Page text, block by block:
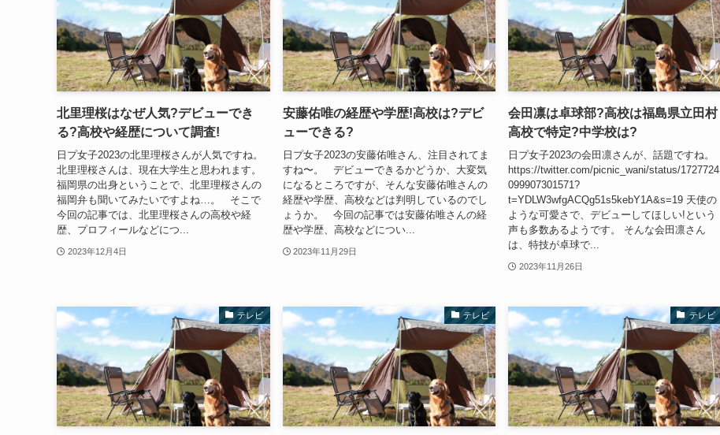
北里理桜はなぜ人気?デビューでき
る?高校や経歴について調査!
日プ女子2023の北里理桜さんが人気ですね。
北里理桜さんは、現在大学生と思われます。
福岡県の出身ということで、北里理桜さんの
福岡弁も聞いてみたいですよね…。 そこで
今回の記事では、北里理桜さんの高校や経
歴、プロフィールなどにつ...
2023年12月4日
安藤佑唯の経歴や学歴!高校は?デビ
ューできる?
日プ女子2023の安藤佑唯さん、注目されてま
すね〜。 デビューできるかどうか、大変気
になるところですが、そんな安藤佑唯さんの
経歴や学歴、高校などは判明しているのでし
ょうか。 今回の記事では安藤佑唯さんの経
歴や学歴、高校などについ...
2023年11月29日
会田凛は卓球部?高校は福島県立田村
高校で特定?中学校は?
日プ女子2023の会田凛さんが、話題ですね。
https://twitter.com/picnic_wani/status/1727724
099907301571?
t=YDLW3wfgACQg51s5kebY1A&s=19 天使の
ような可愛さで、デビューしてほしい!という
声も多数あるようです。 そんな会田凛さん
は、特技が卓球で...
2023年11月26日
テレビ テレビ テレビ